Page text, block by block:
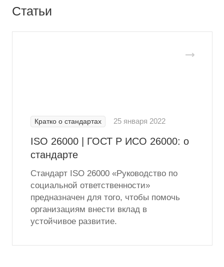
Статьи
Кратко о стандартах 25 января 2022
ISO 26000 | ГОСТ Р ИСО 26000: о
стандарте
Стандарт ISO 26000 «Руководство по
социальной ответственности»
предназначен для того, чтобы помочь
организациям внести вклад в
устойчивое развитие.